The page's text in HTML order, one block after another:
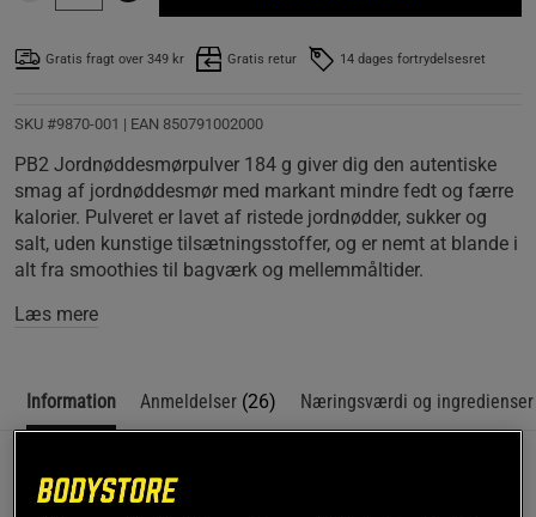
Gratis fragt over 349 kr Gratis retur 14 dages fortrydelsesret
SKU #9870-001 | EAN 850791002000
PB2 Jordnøddesmørpulver 184 g giver dig den autentiske
smag af jordnøddesmør med markant mindre fedt og færre
kalorier. Pulveret er lavet af ristede jordnødder, sukker og
salt, uden kunstige tilsætningsstoffer, og er nemt at blande i
alt fra smoothies til bagværk og mellemmåltider.
Læs mere
Information Anmeldelser (26) Næringsværdi og ingredienser
Beskrivelse